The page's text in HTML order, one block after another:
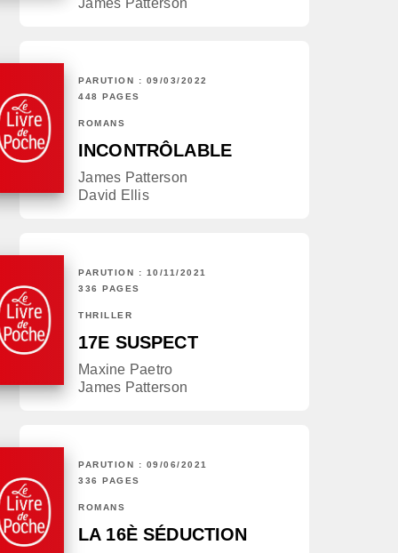
James Patterson
PARUTION : 09/03/2022
448 PAGES
ROMANS
INCONTRÔLABLE
James Patterson
David Ellis
PARUTION : 10/11/2021
336 PAGES
THRILLER
17E SUSPECT
Maxine Paetro
James Patterson
PARUTION : 09/06/2021
336 PAGES
ROMANS
LA 16È SÉDUCTION